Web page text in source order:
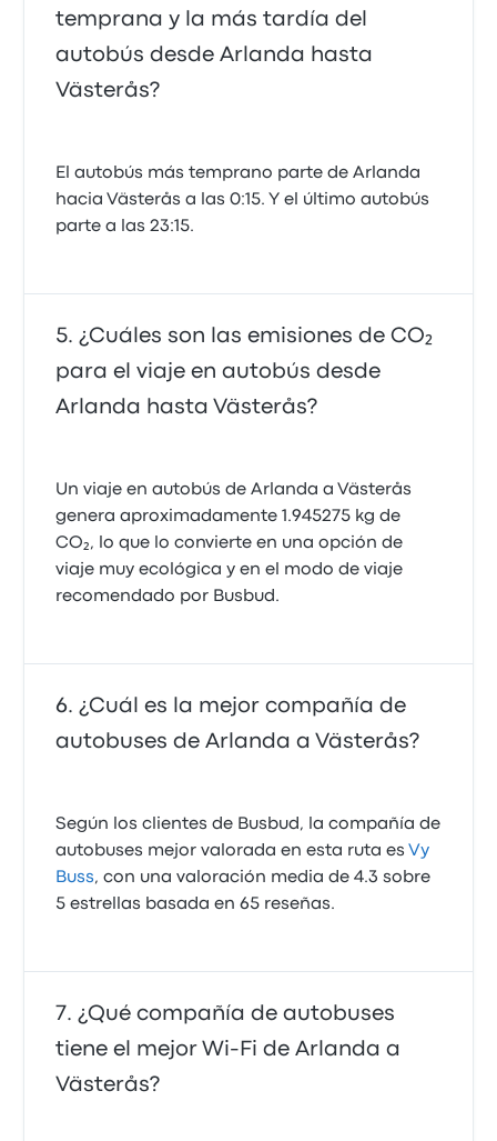
temprana y la más tardía del
autobús desde Arlanda hasta
Västerås?
El autobús más temprano parte de Arlanda
hacia Västerås a las 0:15. Y el último autobús
parte a las 23:15.
¿Cuáles son las emisiones de CO₂
para el viaje en autobús desde
Arlanda hasta Västerås?
Un viaje en autobús de Arlanda a Västerås
genera aproximadamente 1.945275 kg de
CO₂, lo que lo convierte en una opción de
viaje muy ecológica y en el modo de viaje
recomendado por Busbud.
¿Cuál es la mejor compañía de
autobuses de Arlanda a Västerås?
Según los clientes de Busbud, la compañía de
autobuses mejor valorada en esta ruta es Vy
Buss, con una valoración media de 4.3 sobre
5 estrellas basada en 65 reseñas.
¿Qué compañía de autobuses
tiene el mejor Wi-Fi de Arlanda a
Västerås?